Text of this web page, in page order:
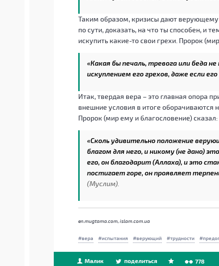
Таким образом, кризисы дают верующему
по сути, доказать, на что ты способен, и
искупить какие-то свои грехи. Пророк
«Какая бы печаль, тревога или беда
искуплением его грехов, даже если
Итак, твердая вера – это главная опора
внешние условия в итоге
Пророк (мир ему и благословение) сказал:
«Сколь удивительно положение
благом для него, и никому (не дано)
его, он благодарит (Аллаха), и это
постигает горе, он проявляет
(Муслим).
en.mugtama.com, islam.com.ua
вера испытания верующий трудности
Малик поделиться 778